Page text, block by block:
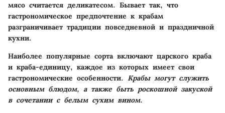
мясо считается деликатесом. Бывает так, что
гастрономическое предпочтение к крабам
разграничивает традиции повседневной и праздничной
кухни.
Наиболее популярные сорта включают царского краба
и краба-единицу, каждое из которых имеет свои
гастрономические особенности. Крабы могут служить
основным блюдом, а также быть роскошной закуской
в сочетании с белым сухим вином.